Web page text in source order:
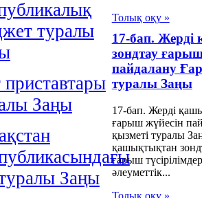
туралы
Заңы
Заңы
Толық оқу »
17-бап.
зондтау
пайдалану
туралы Заңы
17-бап. Жерді
ғарыш жүйесін
қызметі туралы
қашықтықтан
ғарыш
әлеуметтік...
Толық оқу »